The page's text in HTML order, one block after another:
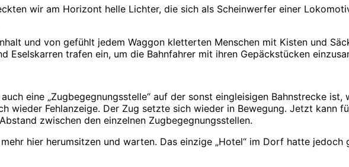
wir am Horizont helle Lichter, die sich als Scheinwerfer einer
und von gefühlt jedem Waggon kletterten Menschen mit Kisten und
Eselskarren trafen ein, um die Bahnfahrer mit ihren Gepäckstücken
eine „Zugbegegnungsstelle“ auf der sonst eingleisigen Bahnstrecke
wieder Fehlanzeige. Der Zug setzte sich wieder in Bewegung. Jetzt kann
zwischen den einzelnen Zugbegegnungsstellen.
hier herumsitzen und warten. Das einzige „Hotel“ im Dorf hatte